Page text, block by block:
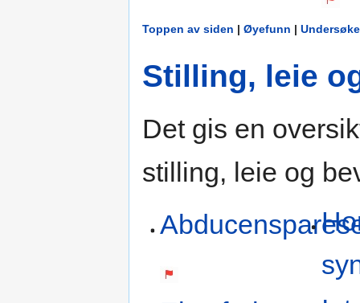
Toppen av siden | Øyefunn |
Stilling, leie
Det gis en
stilling, leie og